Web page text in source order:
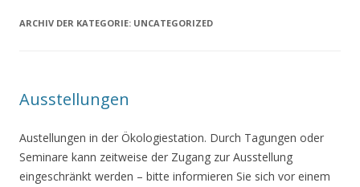
ARCHIV DER KATEGORIE: UNCATEGORIZED
Ausstellungen
Austellungen in der Ökologiestation. Durch Tagungen oder
Seminare kann zeitweise der Zugang zur Ausstellung
eingeschränkt werden – bitte informieren Sie sich vor einem